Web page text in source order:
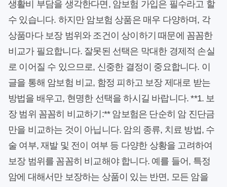
생활비 부담을 생각한다면, 암보험 가입은 필수라고 할
수 있습니다. 하지만 암보험 상품은 매우 다양하며, 각
상품마다 보장 범위와 조건이 상이하기 때문에 꼼꼼한
비교가 필요합니다. 잘못된 선택은 막대한 경제적 손실
로 이어질 수 있으므로, 신중한 결정이 중요합니다. 이
글을 통해 암보험 비교, 함정 피하고 보장 제대로 받는
방법을 배우고, 현명한 선택을 하시길 바랍니다. **1. 보
장 범위 꼼꼼히 비교하기:** 암보험은 단순히 암 진단금
만을 비교하는 것이 아닙니다. 암의 종류, 치료 방법, 수
술 여부, 재발 및 전이 여부 등 다양한 상황을 고려하여
보장 범위를 꼼꼼히 비교해야 합니다. 예를 들어, 특정
암에 대해서만 보장하는 상품이 있는 반면, 모든 암을